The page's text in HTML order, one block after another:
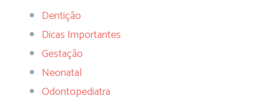
Dentição
Dicas Importantes
Gestação
Neonatal
Odontopediatra